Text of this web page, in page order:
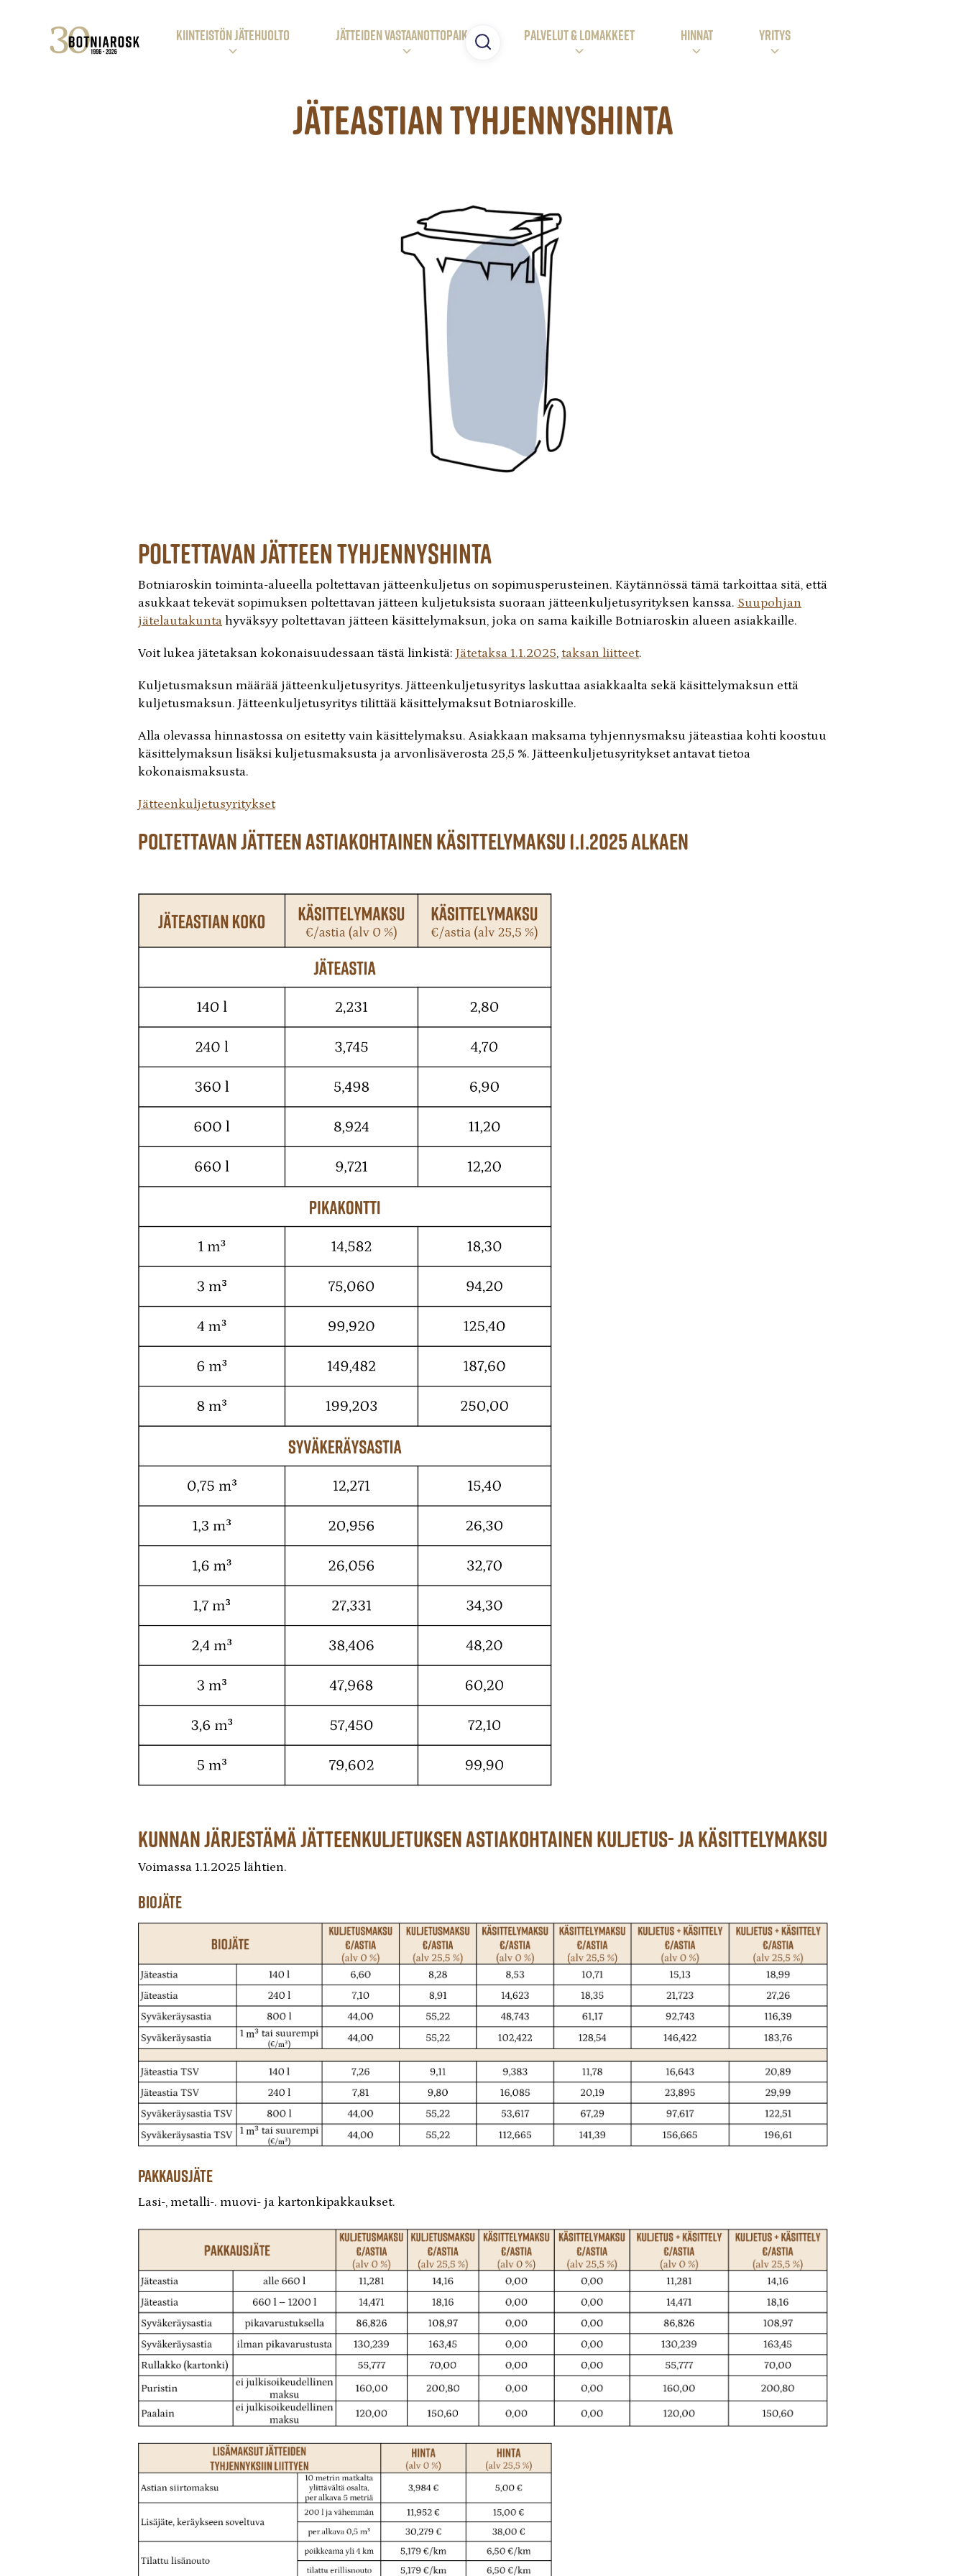
KIINTEISTÖN JÄTEHUOLTO JÄTTEIDEN VASTAANOTTOpaikat Palvelut & LOMAKKEET HINNAT Yritys
Jäteastian tyhjennyshinta
poltettavan Jätteen tyhjennyshinta
Botniaroskin toiminta-alueella poltettavan jätteenkuljetus on sopimusperusteinen. Käytännössä tämä tarkoittaa sitä, että
asukkaat tekevät sopimuksen poltettavan jätteen kuljetuksista suoraan jätteenkuljetusyrityksen kanssa. Suupohjan
jätelautakunta hyväksyy poltettavan jätteen käsittelymaksun, joka on sama kaikille Botniaroskin alueen asiakkaille.
Voit lukea jätetaksan kokonaisuudessaan tästä linkistä: Jätetaksa 1.1.2025, taksan liitteet.
Kuljetusmaksun määrää jätteenkuljetusyritys. Jätteenkuljetusyritys laskuttaa asiakkaalta sekä käsittelymaksun että
kuljetusmaksun. Jätteenkuljetusyritys tilittää käsittelymaksut Botniaroskille.
Alla olevassa hinnastossa on esitetty vain käsittelymaksu. Asiakkaan maksama tyhjennysmaksu jäteastiaa kohti koostuu
käsittelymaksun lisäksi kuljetusmaksusta ja arvonlisäverosta 25,5 %. Jätteenkuljetusyritykset antavat tietoa
kokonaismaksusta.
Jätteenkuljetusyritykset
Poltettavan jätteen astiakohtainen käsittelymaksu 1.1.2025 alkaen
Kunnan järjestämä jätteenkuljetuksen astiakohtainen kuljetus- ja käsittelymaksu
Voimassa 1.1.2025 lähtien.
biojäte
pakkausjäte
Lasi-, metalli-. muovi- ja kartonkipakkaukset.